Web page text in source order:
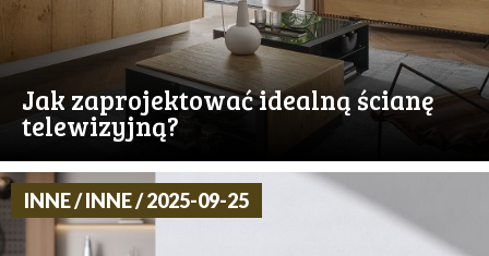
Jak zaprojektować idealną ścianę
telewizyjną?
INNE / INNE / 2025-09-25